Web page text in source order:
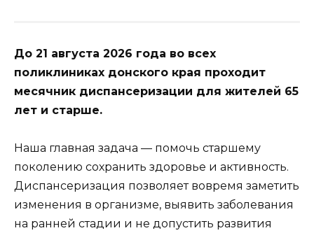
До 21 августа 2026 года во всех
поликлиниках донского края проходит
месячник диспансеризации для жителей 65
лет и старше.
Наша главная задача — помочь старшему
поколению сохранить здоровье и активность.
Диспансеризация позволяет вовремя заметить
изменения в организме, выявить заболевания
на ранней стадии и не допустить развития